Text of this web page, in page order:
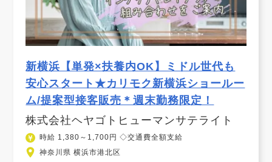
新横浜【単発×扶養内OK】ミドル世代も
安心スタート★カリモク新横浜ショールー
ム/提案型接客販売＊週末勤務限定！
株式会社ヘヤゴトヒューマンサテライト
時給 1,380～1,700円 ◇交通費全額支給
神奈川県 横浜市港北区